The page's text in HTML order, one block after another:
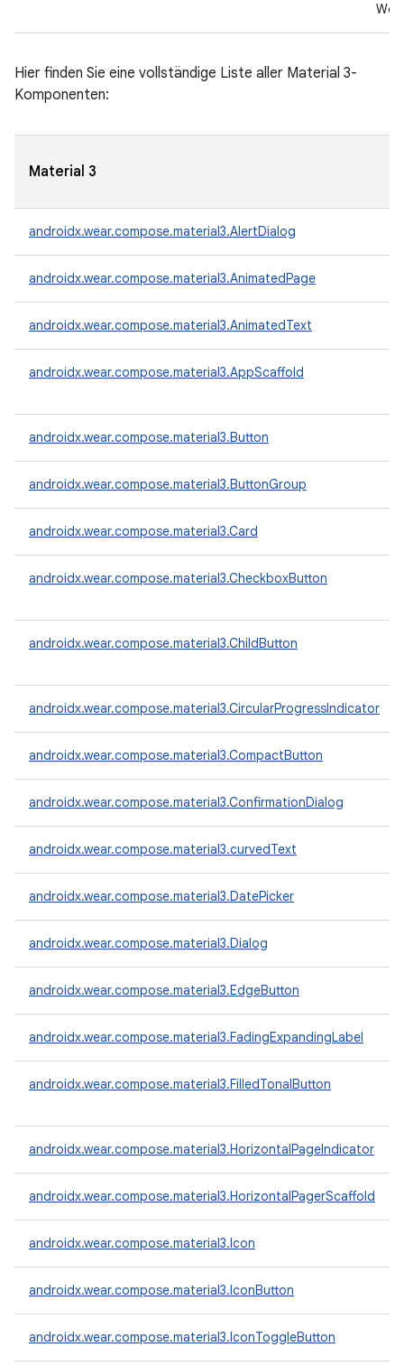
Hier finden Sie eine vollständige Liste aller Material 3-
Komponenten:
Material 3
androidx.wear.compose.material3.AlertDialog
androidx.wear.compose.material3.AnimatedPage
androidx.wear.compose.material3.AnimatedText
androidx.wear.compose.material3.AppScaffold
androidx.wear.compose.material3.Button
androidx.wear.compose.material3.ButtonGroup
androidx.wear.compose.material3.Card
androidx.wear.compose.material3.CheckboxButton
androidx.wear.compose.material3.ChildButton
androidx.wear.compose.material3.CircularProgressIndicator
androidx.wear.compose.material3.CompactButton
androidx.wear.compose.material3.ConfirmationDialog
androidx.wear.compose.material3.curvedText
androidx.wear.compose.material3.DatePicker
androidx.wear.compose.material3.Dialog
androidx.wear.compose.material3.EdgeButton
androidx.wear.compose.material3.FadingExpandingLabel
androidx.wear.compose.material3.FilledTonalButton
androidx.wear.compose.material3.HorizontalPageIndicator
androidx.wear.compose.material3.HorizontalPagerScaffold
androidx.wear.compose.material3.Icon
androidx.wear.compose.material3.IconButton
androidx.wear.compose.material3.IconToggleButton